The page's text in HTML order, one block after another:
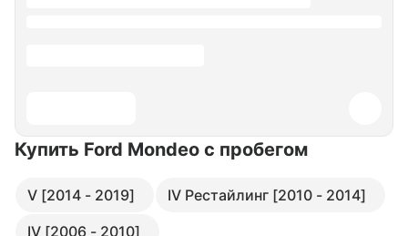
Купить Ford Mondeo с пробегом
V [2014 - 2019]
IV Рестайлинг [2010 - 2014]
IV [2006 - 2010]